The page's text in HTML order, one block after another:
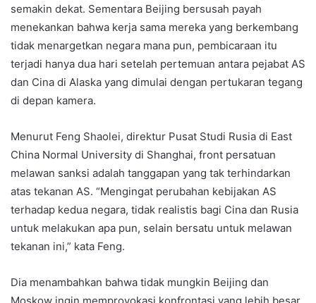
semakin dekat. Sementara Beijing bersusah payah
menekankan bahwa kerja sama mereka yang berkembang
tidak menargetkan negara mana pun, pembicaraan itu
terjadi hanya dua hari setelah pertemuan antara pejabat AS
dan Cina di Alaska yang dimulai dengan pertukaran tegang
di depan kamera.
Menurut Feng Shaolei, direktur Pusat Studi Rusia di East
China Normal University di Shanghai, front persatuan
melawan sanksi adalah tanggapan yang tak terhindarkan
atas tekanan AS. “Mengingat perubahan kebijakan AS
terhadap kedua negara, tidak realistis bagi Cina dan Rusia
untuk melakukan apa pun, selain bersatu untuk melawan
tekanan ini,” kata Feng.
Dia menambahkan bahwa tidak mungkin Beijing dan